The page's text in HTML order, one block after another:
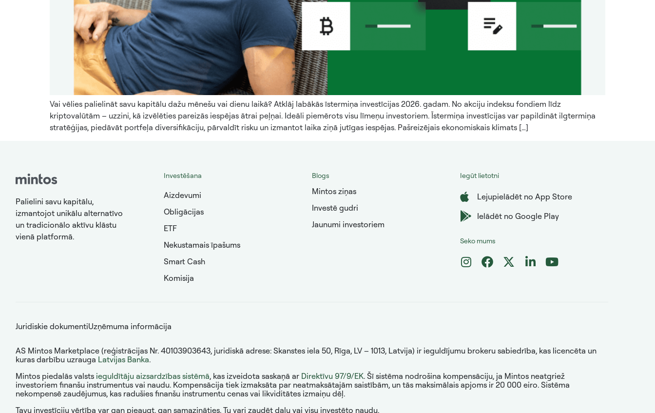
Vai vēlies palielināt savu kapitālu dažu mēnešu vai dienu laikā? Atklāj labākās īstermiņa investīcijas 2026. gadam. No akciju indeksu fondiem līdz
kriptovalūtām – uzzini, kā izvēlēties pareizās iespējas ātrai peļņai. Ideāli piemērots visu līmeņu investoriem. Īstermiņa investīcijas var papildināt ilgtermiņa
stratēģijas, piedāvāt portfeļa diversifikāciju, pārvaldīt risku un izmantot laika ziņā jutīgas iespējas. Pašreizējais ekonomiskais klimats […]
Palielini savu kapitālu,
izmantojot unikālu alternatīvo
un tradicionālo aktīvu klāstu
vienā platformā.
Investēšana
Aizdevumi
Obligācijas
ETF
Nekustamais īpašums
Smart Cash
Komisija
Blogs
Mintos ziņas
Investē gudri
Jaunumi investoriem
Iegūt lietotni
Lejupielādēt no App Store
Ielādēt no Google Play
Seko mums
Juridiskie dokumentiUzņēmuma informācija
AS Mintos Marketplace (reģistrācijas Nr. 40103903643, juridiskā adrese: Skanstes iela 50, Rīga, LV – 1013, Latvija) ir ieguldījumu brokeru sabiedrība, kas licencēta un
kuras darbību uzrauga Latvijas Banka.
Mintos piedalās valsts ieguldītāju aizsardzības sistēmā, kas izveidota saskaņā ar Direktīvu 97/9/EK. Šī sistēma nodrošina kompensāciju, ja Mintos neatgriež
investoriem finanšu instrumentus vai naudu. Kompensācija tiek izmaksāta par neatmaksātajām saistībām, un tās maksimālais apjoms ir 20 000 eiro. Sistēma
nekompensē zaudējumus, kas radušies finanšu instrumentu cenas vai likviditātes izmaiņu dēļ.
Tavu investīciju vērtība var gan pieaugt, gan samazināties. Tu vari zaudēt daļu vai visu investēto naudu.